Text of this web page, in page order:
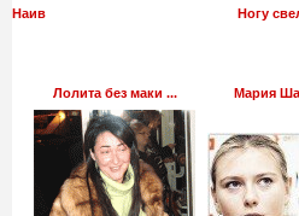
Ногу
Наив
Лолита без маки ... Мария